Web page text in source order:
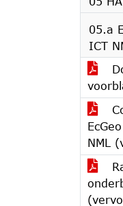
05.a
ICT
NML